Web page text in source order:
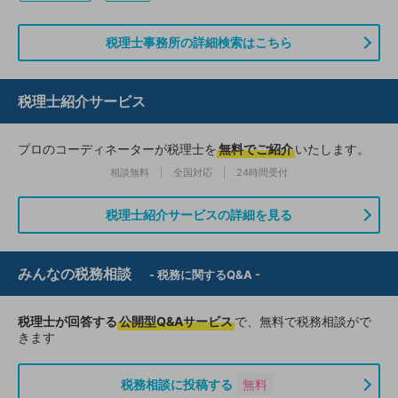
税理士事務所の詳細検索はこちら
税理士紹介サービス
プロのコーディネーターが税理士を無料でご紹介いたします。
相談無料 全国対応 24時間受付
税理士紹介サービスの詳細を見る
みんなの税務相談 - 税務に関するQ&A -
税理士が回答する公開型Q&Aサービスで、無料で税務相談がで
きます
税務相談に投稿する 無料